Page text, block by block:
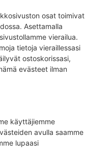
osat toimivat
Asettamalla
vierailua.
tietoja vieraillessasi
ostoskorissasi,
evästeet ilman
käyttäjiemme
avulla saamme
lupaasi